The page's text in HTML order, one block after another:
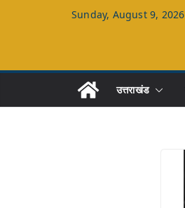
Sunday, August 9, 2026
उत्तराखंड